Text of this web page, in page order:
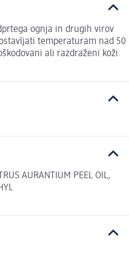
ognja in drugih virov
temperaturam nad 50
ali razdraženi koži.
AURANTIUM PEEL OIL,